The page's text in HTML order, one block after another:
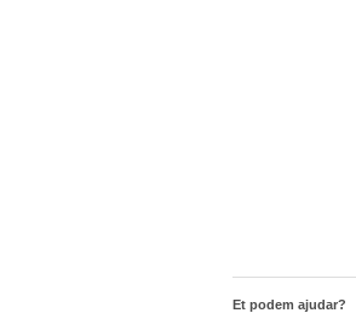
Et podem ajudar?